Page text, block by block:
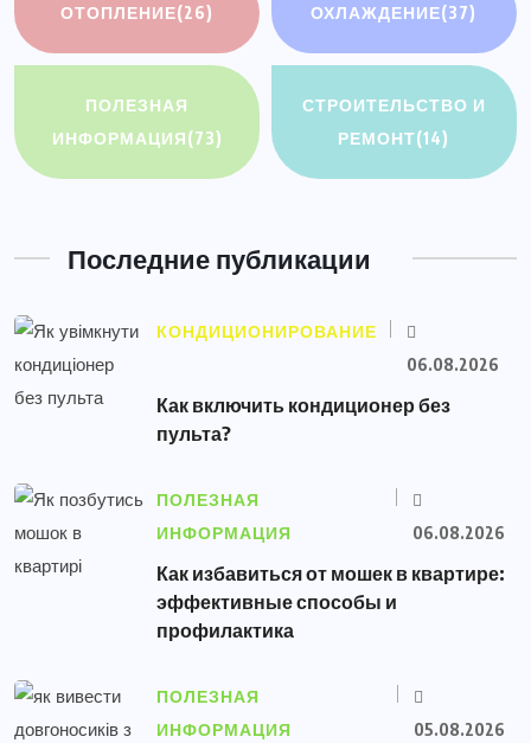
ОТОПЛЕНИЕ(26) ОХЛАЖДЕНИЕ(37)
ПОЛЕЗНАЯ
ИНФОРМАЦИЯ(73)
СТРОИТЕЛЬСТВО И
РЕМОНТ(14)
Последние публикации
КОНДИЦИОНИРОВАНИЕ
06.08.2026
Как включить кондиционер без
пульта?
ПОЛЕЗНАЯ
ИНФОРМАЦИЯ
06.08.2026
Как избавиться от мошек в квартире:
эффективные способы и
профилактика
ПОЛЕЗНАЯ
ИНФОРМАЦИЯ
05.08.2026